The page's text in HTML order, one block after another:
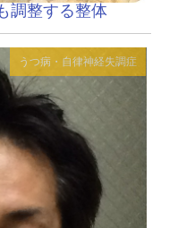
調整する整体
うつ病・自律神経失調症